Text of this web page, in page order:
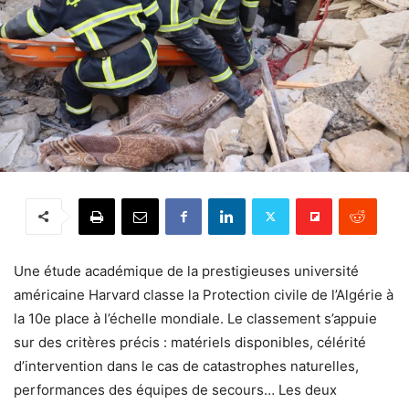
Une étude académique de la prestigieuses université
américaine Harvard classe la Protection civile de l’Algérie à
la 10e place à l’échelle mondiale. Le classement s’appuie
sur des critères précis : matériels disponibles, célérité
d’intervention dans le cas de catastrophes naturelles,
performances des équipes de secours… Les deux